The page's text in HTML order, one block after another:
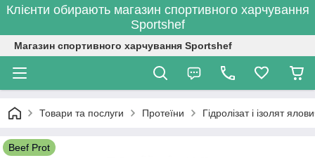
Клієнти обирають магазин спортивного харчування
Sportshef
Магазин спортивного харчування Sportshef
Товари та послуги Протеїни Гідролізат і ізолят
Beef Prot